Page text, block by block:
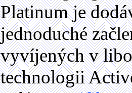
Platinum je
jednoduché
vyvíjených v
technologii